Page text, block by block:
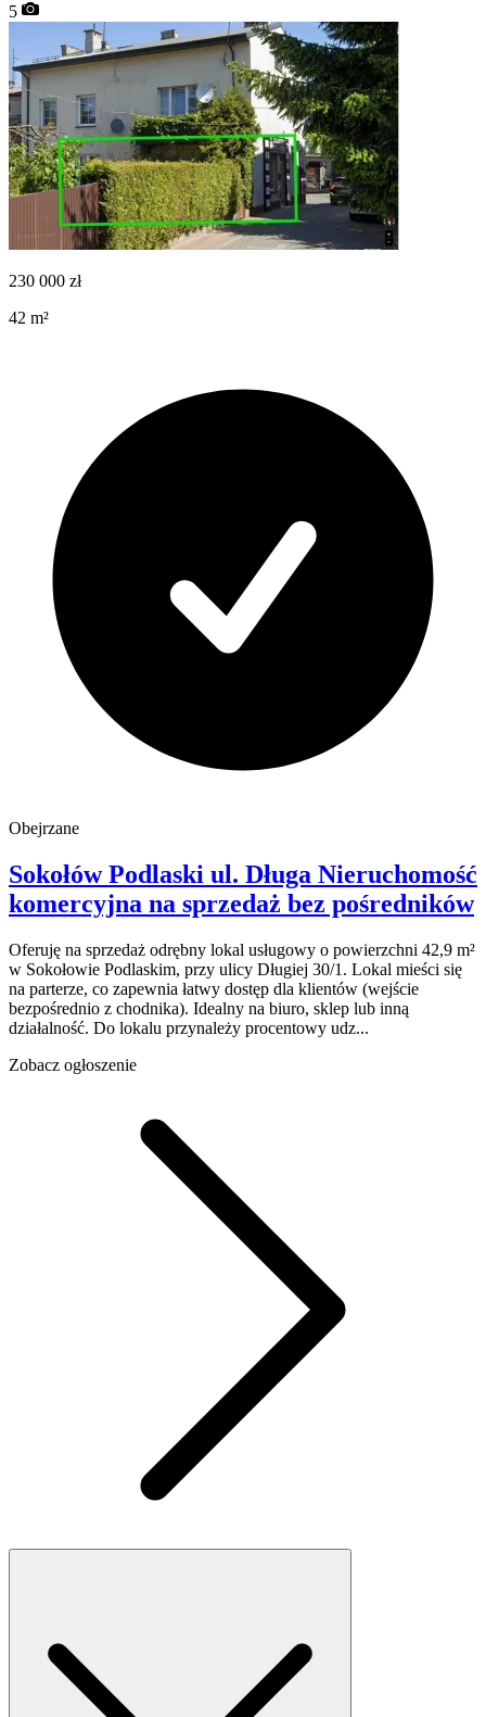
5
230 000 zł
42 m²
Obejrzane
Sokołów Podlaski ul. Długa Nieruchomość
komercyjna na sprzedaż bez pośredników
Oferuję na sprzedaż odrębny lokal usługowy o powierzchni 42,9 m²
w Sokołowie Podlaskim, przy ulicy Długiej 30/1. Lokal mieści się
na parterze, co zapewnia łatwy dostęp dla klientów (wejście
bezpośrednio z chodnika). Idealny na biuro, sklep lub inną
działalność. Do lokalu przynależy procentowy udz...
Zobacz ogłoszenie